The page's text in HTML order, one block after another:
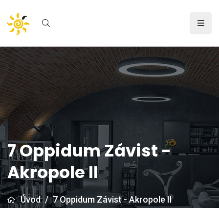
7 Oppidum Závist -
Akropole II
Úvod / 7 Oppidum Závist - Akropole II